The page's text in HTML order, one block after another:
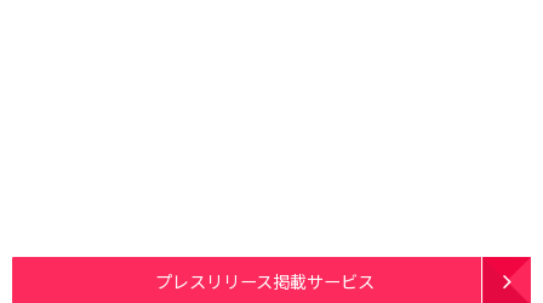
プレスリリース掲載サービス